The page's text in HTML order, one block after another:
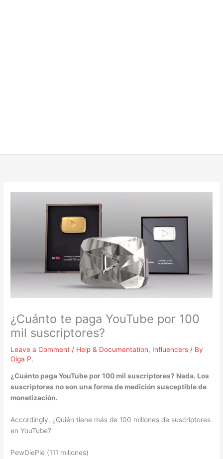
¿Cuánto te paga YouTube por 100
mil suscriptores?
Leave a Comment / Help & Documentation, Influencers / By
Olga P.
¿Cuánto paga YouTube por 100 mil suscriptores? Nada. Los
suscriptores no son una forma de medición susceptible de
monetización.
Accordingly, ¿Quién tiene más de 100 millones de suscriptores
en YouTube?
PewDiePie (111 millones)